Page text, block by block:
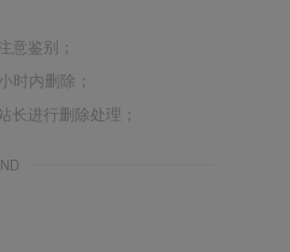
意鉴别；
时内删除；
长进行删除处理；